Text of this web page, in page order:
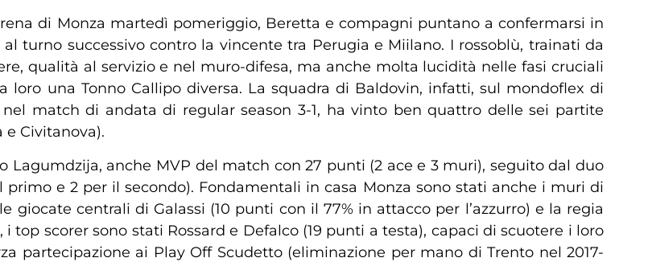
di Monza martedì pomeriggio, Beretta e compagni puntano a confermarsi in
turno successivo contro la vincente tra Perugia e Miilano. I rossoblù, trainati da
qualità al servizio e nel muro-difesa, ma anche molta lucidità nelle fasi cruciali
loro una Tonno Callipo diversa. La squadra di Baldovin, infatti, sul mondoflex di
match di andata di regular season 3-1, ha vinto ben quattro delle sei partite
Civitanova).
Lagumdzija, anche MVP del match con 27 punti (2 ace e 3 muri), seguito dal duo
primo e 2 per il secondo). Fondamentali in casa Monza sono stati anche i muri di
giocate centrali di Galassi (10 punti con il 77% in attacco per l’azzurro) e la regia
scorer sono stati Rossard e Defalco (19 punti a testa), capaci di scuotere i loro
partecipazione ai Play Off Scudetto (eliminazione per mano di Trento nel 2017-